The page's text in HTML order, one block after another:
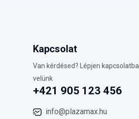
Kapcsolat
Van kérdésed? Lépjen kapcsolatba
velünk
+421 905 123 456
info@plazamax.hu